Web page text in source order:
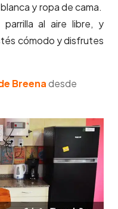
y ropa de cama.
parrilla al aire libre, y
cómodo y disfrutes
Breenadesde